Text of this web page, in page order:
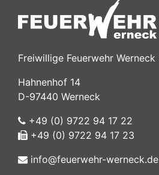
Freiwillige Feuerwehr Werneck
Hahnenhof 14
D-97440 Werneck
+49 (0) 9722 94 17 22
+49 (0) 9722 94 17 23
info@feuerwehr-werneck.de